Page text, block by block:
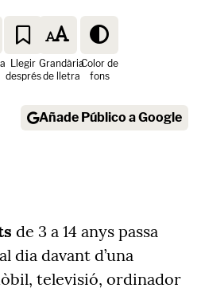
Llegir
després
Grandària
de lletra
Color de
fons
Añade Público a Google
de 3 a 14 anys passa
dia davant d’una
televisió, ordinador